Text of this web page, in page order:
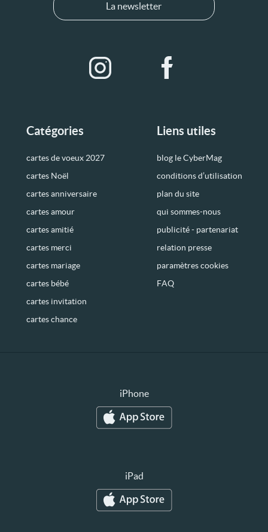
Catégories
cartes de voeux 2027
cartes Noël
cartes anniversaire
cartes amour
cartes amitié
cartes merci
cartes mariage
cartes bébé
cartes invitation
cartes chance
Liens utiles
blog le CyberMag
conditions d’utilisation
plan du site
qui sommes-nous
publicité - partenariat
relation presse
paramètres cookies
FAQ
La newsletter
iPhone
iPad